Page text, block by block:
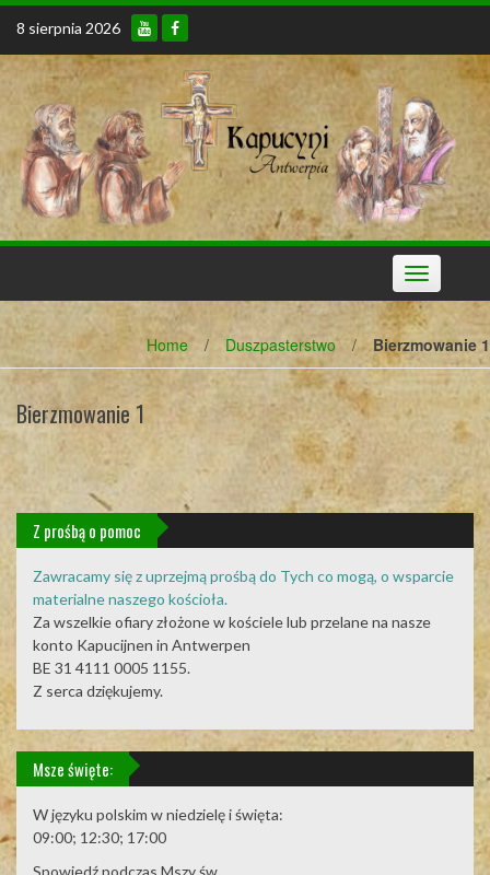
Skip
content
8 sierpnia 2026
Toggle
navigation
Home / Duszpasterstwo / Bierzmowanie 1
Bierzmowanie 1
Z prośbą o pomoc
Zawracamy się z uprzejmą prośbą do Tych co mogą, o wsparcie
materialne naszego kościoła.
Za wszelkie ofiary złożone w kościele lub przelane na nasze
konto Kapucijnen in Antwerpen
BE 31 4111 0005 1155.
Z serca dziękujemy.
Msze święte:
W języku polskim w niedzielę i święta:
09:00; 12:30; 17:00
Spowiedź podczas Mszy św.